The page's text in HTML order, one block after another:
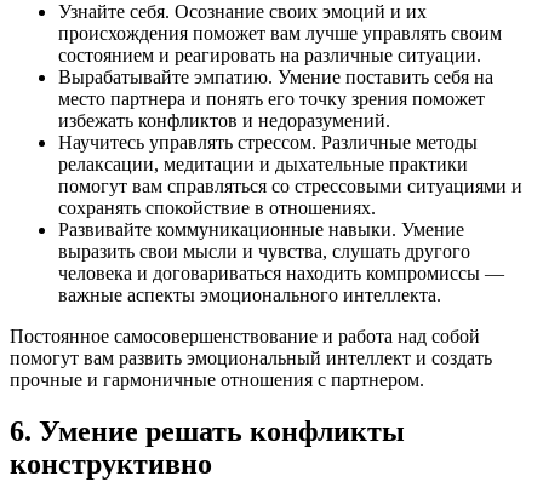
Узнайте себя. Осознание своих эмоций и их
происхождения поможет вам лучше управлять своим
состоянием и реагировать на различные ситуации.
Вырабатывайте эмпатию. Умение поставить себя на
место партнера и понять его точку зрения поможет
избежать конфликтов и недоразумений.
Научитесь управлять стрессом. Различные методы
релаксации, медитации и дыхательные практики
помогут вам справляться со стрессовыми ситуациями и
сохранять спокойствие в отношениях.
Развивайте коммуникационные навыки. Умение
выразить свои мысли и чувства, слушать другого
человека и договариваться находить компромиссы —
важные аспекты эмоционального интеллекта.
Постоянное самосовершенствование и работа над собой
помогут вам развить эмоциональный интеллект и создать
прочные и гармоничные отношения с партнером.
6. Умение решать конфликты
конструктивно